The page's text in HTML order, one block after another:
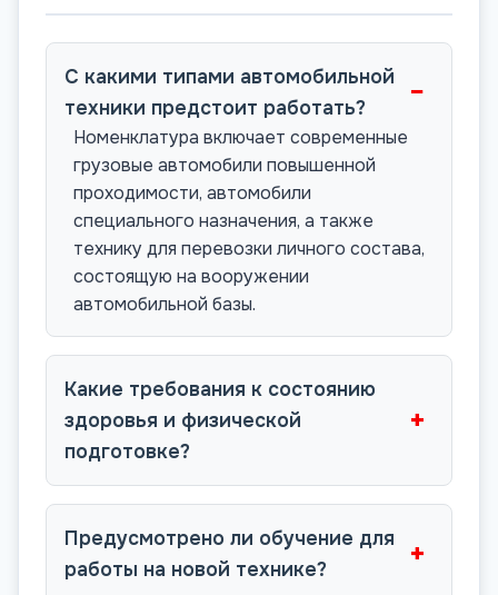
С какими типами автомобильной
техники предстоит работать?
−
Номенклатура включает современные
грузовые автомобили повышенной
проходимости, автомобили
специального назначения, а также
технику для перевозки личного состава,
состоящую на вооружении
автомобильной базы.
Какие требования к состоянию
здоровья и физической
подготовке?
+
Предусмотрено ли обучение для
работы на новой технике?
+